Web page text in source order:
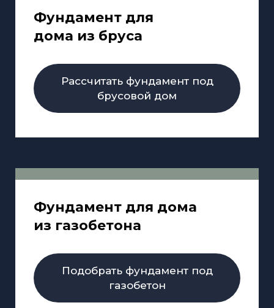
Фундамент для
дома из бруса
Рассчитать фундамент под
брусовой дом
Фундамент для дома
из газобетона
Подобрать фундамент под
газобетон